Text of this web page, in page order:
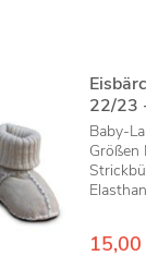
22/23
Baby-
Größen
Elasthan